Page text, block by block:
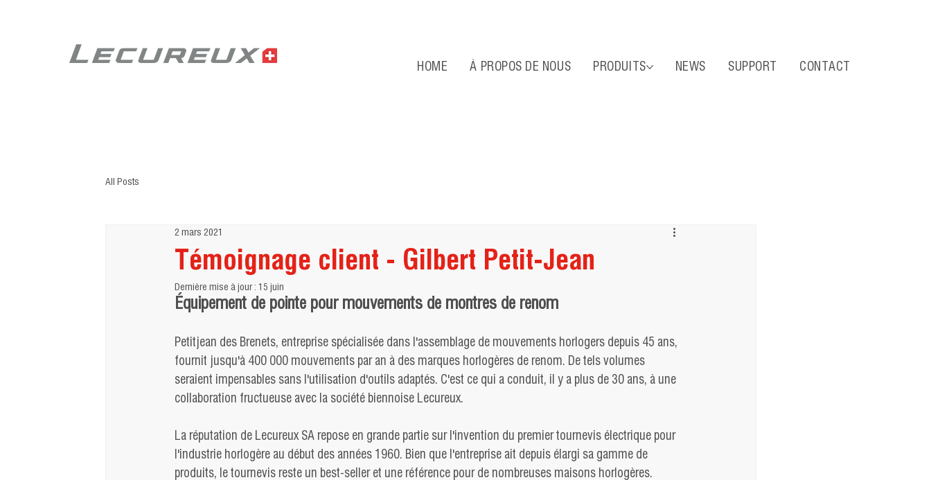
HOME À PROPOS DE NOUS PRODUITS NEWS SUPPORT CONTACT
All Posts
Témoignage client - Gilbert Petit-Jean
2 mars 2021
Dernière mise à jour : 15 juin
Équipement de pointe pour mouvements de montres de renom
Petitjean des Brenets, entreprise spécialisée dans l'assemblage de mouvements horlogers depuis 45 ans,
fournit jusqu'à 400 000 mouvements par an à des marques horlogères de renom. De tels volumes
seraient impensables sans l'utilisation d'outils adaptés. C'est ce qui a conduit, il y a plus de 30 ans, à une
collaboration fructueuse avec la société biennoise Lecureux.
La réputation de Lecureux SA repose en grande partie sur l'invention du premier tournevis électrique pour
l'industrie horlogère au début des années 1960. Bien que l'entreprise ait depuis élargi sa gamme de
produits, le tournevis reste un best-seller et une référence pour de nombreuses maisons horlogères.